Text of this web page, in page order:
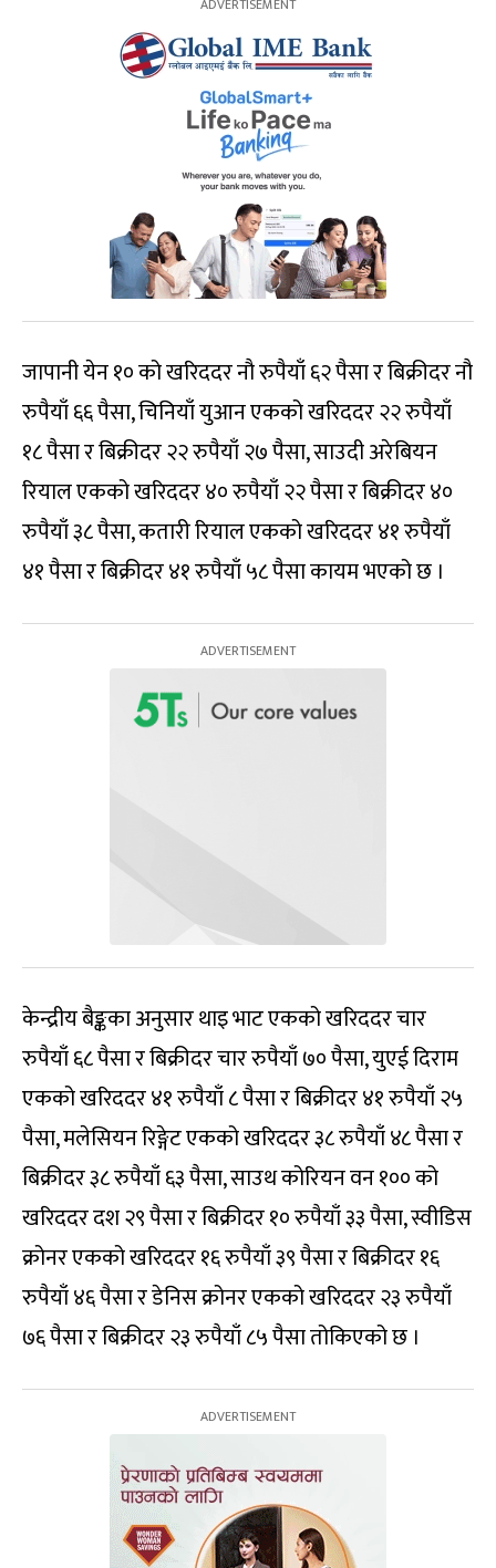
जापानी येन १० को खरिददर नौ रुपैयाँ ६२ पैसा र बिक्रीदर नौ
रुपैयाँ ६६ पैसा, चिनियाँ युआन एकको खरिददर २२ रुपैयाँ
१८ पैसा र बिक्रीदर २२ रुपैयाँ २७ पैसा, साउदी अरेबियन
रियाल एकको खरिददर ४० रुपैयाँ २२ पैसा र बिक्रीदर ४०
रुपैयाँ ३८ पैसा, कतारी रियाल एकको खरिददर ४१ रुपैयाँ
४१ पैसा र बिक्रीदर ४१ रुपैयाँ ५८ पैसा कायम भएको छ ।
केन्द्रीय बैङ्कका अनुसार थाइ भाट एकको खरिददर चार
रुपैयाँ ६८ पैसा र बिक्रीदर चार रुपैयाँ ७० पैसा, युएई दिराम
एकको खरिददर ४१ रुपैयाँ ८ पैसा र बिक्रीदर ४१ रुपैयाँ २५
पैसा, मलेसियन रिङ्गेट एकको खरिददर ३८ रुपैयाँ ४८ पैसा र
बिक्रीदर ३८ रुपैयाँ ६३ पैसा, साउथ कोरियन वन १०० को
खरिददर दश २९ पैसा र बिक्रीदर १० रुपैयाँ ३३ पैसा, स्वीडिस
क्रोनर एकको खरिददर १६ रुपैयाँ ३९ पैसा र बिक्रीदर १६
रुपैयाँ ४६ पैसा र डेनिस क्रोनर एकको खरिददर २३ रुपैयाँ
७६ पैसा र बिक्रीदर २३ रुपैयाँ ८५ पैसा तोकिएको छ ।